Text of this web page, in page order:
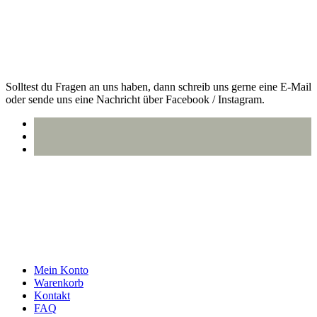
Solltest du Fragen an uns haben, dann schreib uns gerne eine E-Mail
oder sende uns eine Nachricht über Facebook / Instagram.
Mein Konto
Warenkorb
Kontakt
FAQ